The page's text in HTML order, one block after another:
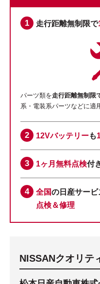
走行距離無制限で
パーツ類を走行距離無制限
系・電装系パーツなどに適
12Vバッテリーも
1ヶ月無料点検付
全国の日産サービ
点検＆修理
NISSANクオリテ